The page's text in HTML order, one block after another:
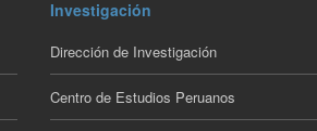
Investigación
Dirección de Investigación
Centro de Estudios Peruanos